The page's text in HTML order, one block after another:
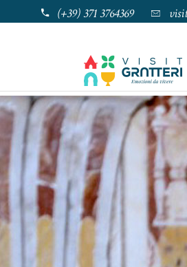
(+39) 371 3764369